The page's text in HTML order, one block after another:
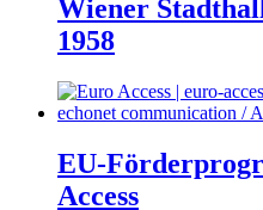
Wiener
1958
EU-
Access